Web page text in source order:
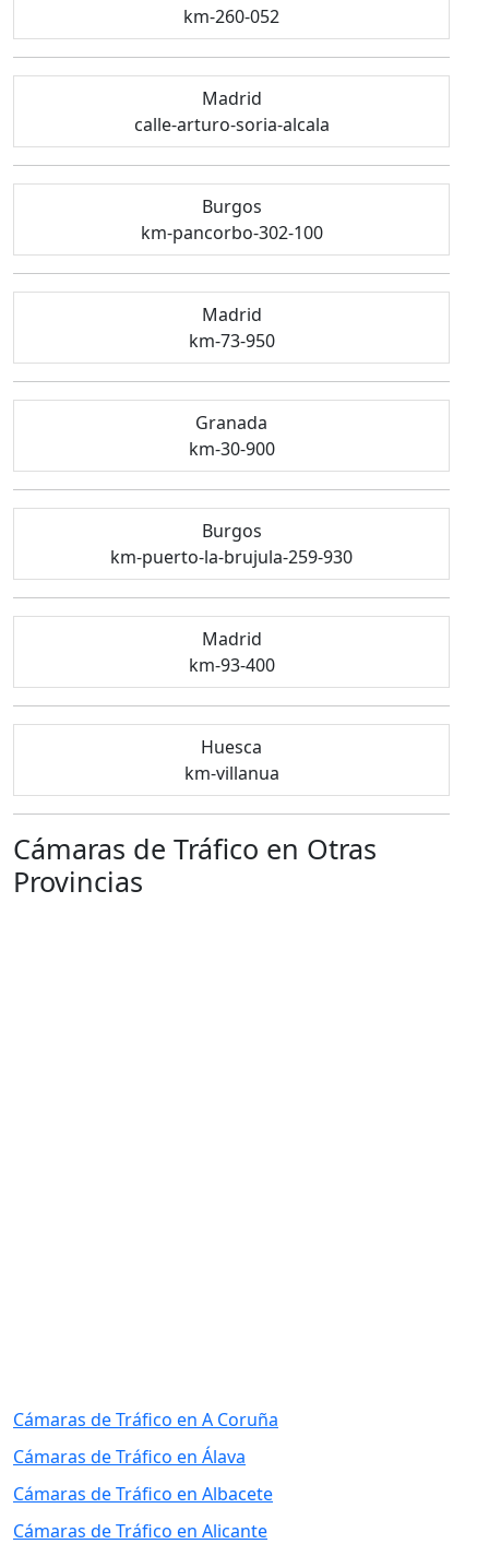
km-260-052
Madrid
calle-arturo-soria-alcala
Burgos
km-pancorbo-302-100
Madrid
km-73-950
Granada
km-30-900
Burgos
km-puerto-la-brujula-259-930
Madrid
km-93-400
Huesca
km-villanua
Cámaras de Tráfico en Otras
Provincias
Cámaras de Tráfico en A Coruña
Cámaras de Tráfico en Álava
Cámaras de Tráfico en Albacete
Cámaras de Tráfico en Alicante